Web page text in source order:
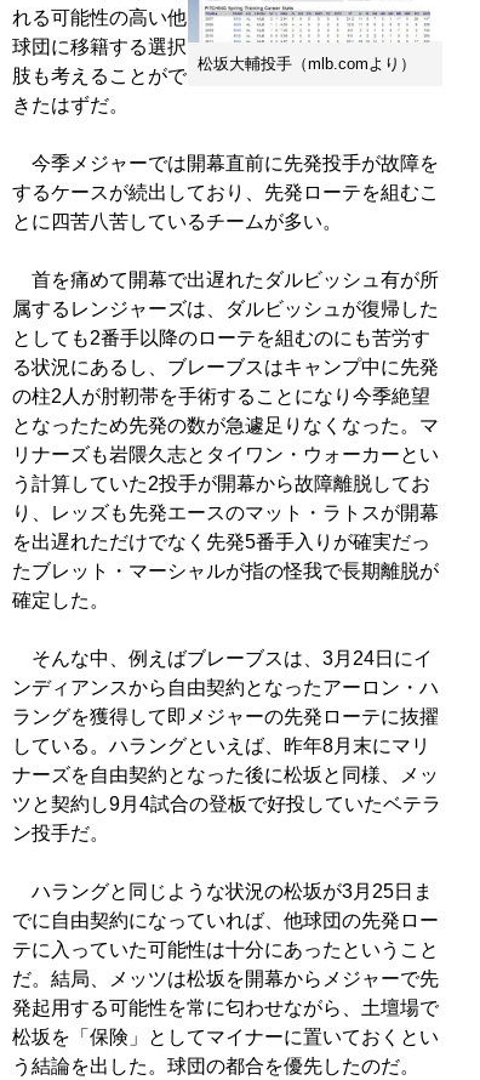
松坂大輔投手（mlb.comより）
れる可能性の高い他
球団に移籍する選択
肢も考えることがで
きたはずだ。
今季メジャーでは開幕直前に先発投手が故障を
するケースが続出しており、先発ローテを組むこ
とに四苦八苦しているチームが多い。
首を痛めて開幕で出遅れたダルビッシュ有が所
属するレンジャーズは、ダルビッシュが復帰した
としても2番手以降のローテを組むのにも苦労す
る状況にあるし、ブレーブスはキャンプ中に先発
の柱2人が肘靭帯を手術することになり今季絶望
となったため先発の数が急遽足りなくなった。マ
リナーズも岩隈久志とタイワン・ウォーカーとい
う計算していた2投手が開幕から故障離脱してお
り、レッズも先発エースのマット・ラトスが開幕
を出遅れただけでなく先発5番手入りが確実だっ
たブレット・マーシャルが指の怪我で長期離脱が
確定した。
そんな中、例えばブレーブスは、3月24日にイ
ンディアンスから自由契約となったアーロン・ハ
ラングを獲得して即メジャーの先発ローテに抜擢
している。ハラングといえば、昨年8月末にマリ
ナーズを自由契約となった後に松坂と同様、メッ
ツと契約し9月4試合の登板で好投していたベテラ
ン投手だ。
ハラングと同じような状況の松坂が3月25日ま
でに自由契約になっていれば、他球団の先発ロー
テに入っていた可能性は十分にあったということ
だ。結局、メッツは松坂を開幕からメジャーで先
発起用する可能性を常に匂わせながら、土壇場で
松坂を「保険」としてマイナーに置いておくとい
う結論を出した。球団の都合を優先したのだ。